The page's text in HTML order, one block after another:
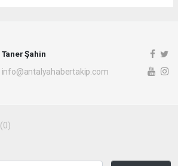
Taner Şahin
info@antalyahabertakip.com
(0)